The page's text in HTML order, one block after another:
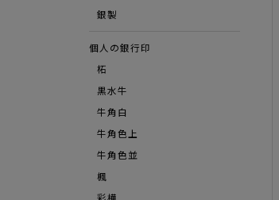
銀製
個人の銀行印
柘
黒水牛
牛角白
牛角色上
牛角色並
楓